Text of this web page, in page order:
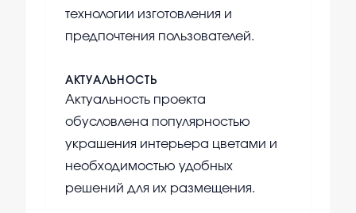
технологии изготовления и
предпочтения пользователей.
АКТУАЛЬНОСТЬ
Актуальность проекта
обусловлена популярностью
украшения интерьера цветами и
необходимостью удобных
решений для их размещения.